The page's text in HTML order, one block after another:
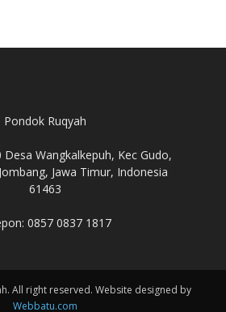
Pondok Ruqyah
Wangkalkepuh, Kec Gudo,
Jawa Timur, Indonesia
61463
0857 0837 1817
All right reserved. Website designed by
Webbatu.com